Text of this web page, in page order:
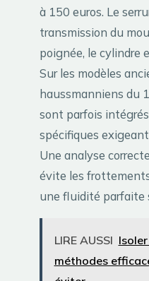
à 150 euros. Le
transmission du
poignée, le cylindre
Sur les modèles
haussmanniens du
sont parfois
spécifiques
Une analyse
évite les
une fluidité parfaite
LIRE AUSSI
méthodes